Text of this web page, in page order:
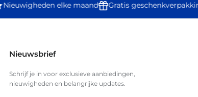
Nieuwigheden elke maand Gratis
Nieuwsbrief
Schrijf je in voor exclusieve aanbiedingen,
nieuwigheden en belangrijke updates.